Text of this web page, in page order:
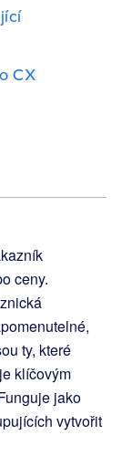
CX
ceny.
ty, které
klíčovým
jako
vytvořit